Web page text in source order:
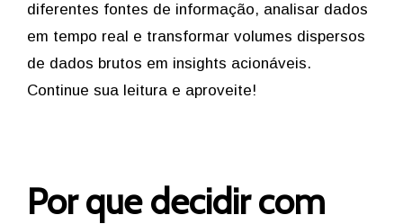
diferentes fontes de informação, analisar dados
em tempo real e transformar volumes dispersos
de dados brutos em insights acionáveis.
Continue sua leitura e aproveite!
Por que decidir com